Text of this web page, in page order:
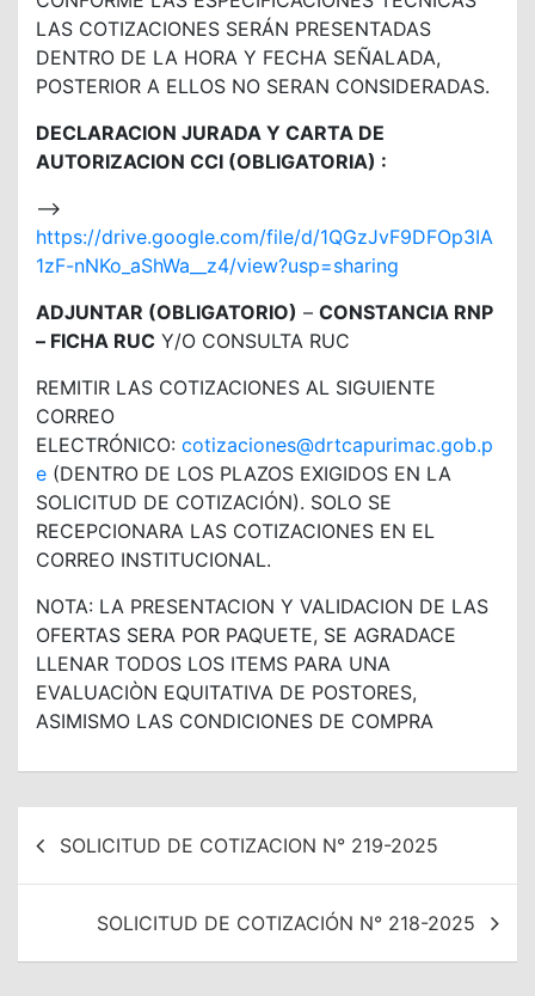
LAS COTIZACIONES SERÁN PRESENTADAS
DENTRO DE LA HORA Y FECHA SEÑALADA,
POSTERIOR A ELLOS NO SERAN CONSIDERADAS.
DECLARACION JURADA Y CARTA DE
AUTORIZACION CCI (OBLIGATORIA) :
—>
https://drive.google.com/file/d/1QGzJvF9DFOp3IA
1zF-nNKo_aShWa__z4/view?usp=sharing
ADJUNTAR (OBLIGATORIO) – CONSTANCIA RNP
– FICHA RUC Y/O CONSULTA RUC
REMITIR LAS COTIZACIONES AL SIGUIENTE
CORREO
ELECTRÓNICO: cotizaciones@drtcapurimac.gob.p
e (DENTRO DE LOS PLAZOS EXIGIDOS EN LA
SOLICITUD DE COTIZACIÓN). SOLO SE
RECEPCIONARA LAS COTIZACIONES EN EL
CORREO INSTITUCIONAL.
NOTA: LA PRESENTACION Y VALIDACION DE LAS
OFERTAS SERA POR PAQUETE, SE AGRADACE
LLENAR TODOS LOS ITEMS PARA UNA
EVALUACIÒN EQUITATIVA DE POSTORES,
ASIMISMO LAS CONDICIONES DE COMPRA
Navegación
de
entradas
SOLICITUD DE COTIZACION N° 219-2025
SOLICITUD DE COTIZACIÓN N° 218-2025